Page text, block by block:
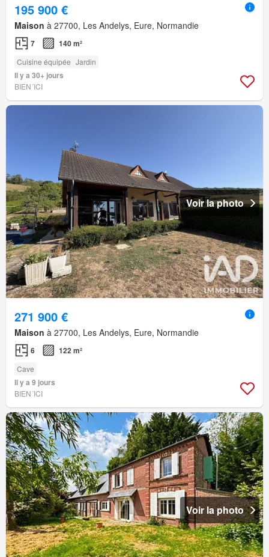
195 900 €
Maison à 27700, Les Andelys, Eure, Normandie
7 140 m²
Cuisine équipée Jardin
Il y a 30+ jours
BIEN´ICI
Voir la photo
271 900 €
Maison à 27700, Les Andelys, Eure, Normandie
6 122 m²
Cave
Il y a 9 jours
BIEN´ICI
Voir la photo